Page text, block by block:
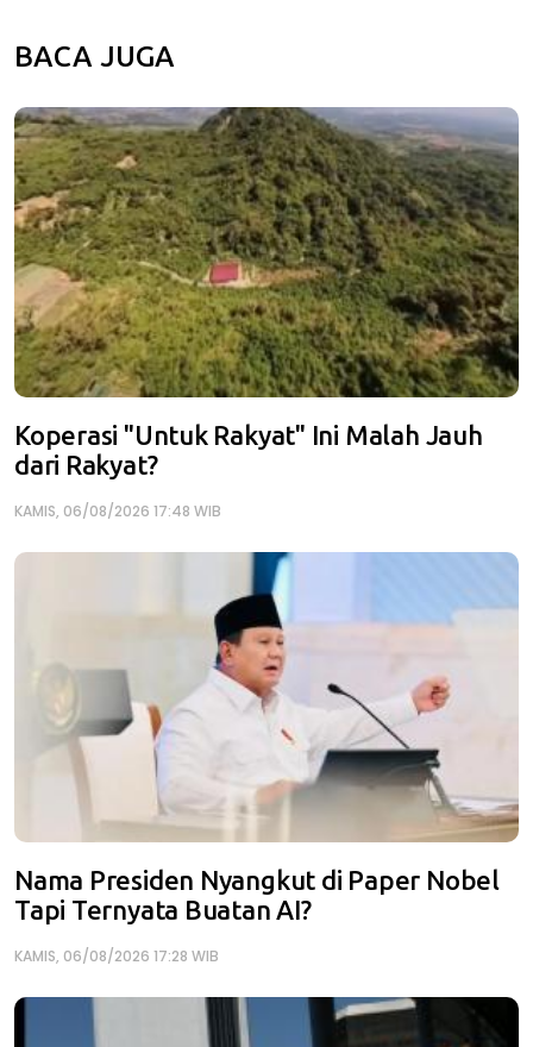
BACA JUGA
Koperasi "Untuk Rakyat" Ini Malah Jauh
dari Rakyat?
KAMIS, 06/08/2026 17:48 WIB
Nama Presiden Nyangkut di Paper Nobel
Tapi Ternyata Buatan AI?
KAMIS, 06/08/2026 17:28 WIB